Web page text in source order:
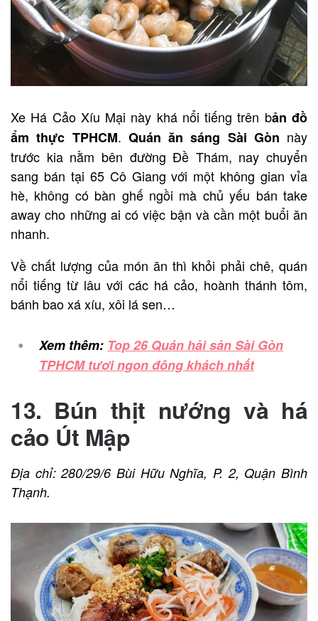
Xe Há Cảo Xíu Mại này khá nổi tiếng trên bản đồ
ẩm thực TPHCM. Quán ăn sáng Sài Gòn này
trước kia nằm bên đường Đề Thám, nay chuyển
sang bán tại 65 Cô Giang với một không gian vỉa
hè, không có bàn ghế ngồi mà chủ yếu bán take
away cho những ai có việc bận và cần một buổi ăn
nhanh.
Về chất lượng của món ăn thì khỏi phải chê, quán
nổi tiếng từ lâu với các há cảo, hoành thánh tôm,
bánh bao xá xíu, xôi lá sen…
Xem thêm: Top 26 Quán hải sản Sài Gòn
TPHCM tươi ngon đông khách nhất
13. Bún thịt nướng và há
cảo Út Mập
Địa chỉ: 280/29/6 Bùi Hữu Nghĩa, P. 2, Quận Bình
Thạnh.